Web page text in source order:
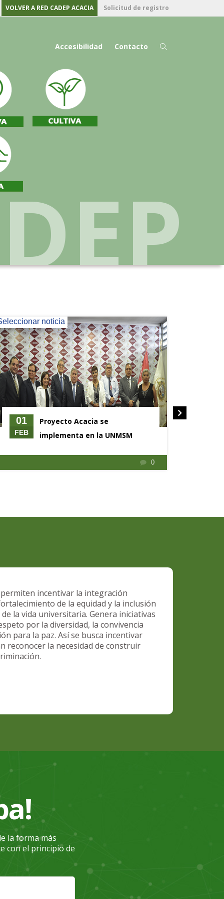
VOLVER A RED CADEP ACACIA Solicitud de registro
Accesibilidad Contacto
01
FEB
Proyecto Acacia se
implementa en la UNMSM
0
noticia
incentivar la integración
de la equidad y la inclusión
la vida universitaria. Genera iniciativas
por la diversidad, la convivencia
para la paz. Así se busca incentivar
reconocer la necesidad de construir
la forma más
con el principio de